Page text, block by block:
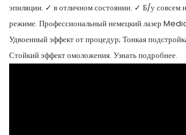
эпиляции. ✓ в отличном состоянии. ✓ Б/у совсем
режиме. Профессиональный немецкий лазер
Удвоенный эффект от процедур; Тонкая
Стойкий эффект омоложения. Узнать подробнее.